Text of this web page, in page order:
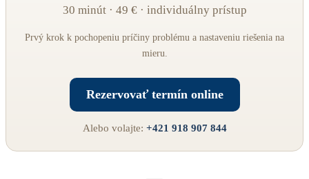
30 minút · 49 € · individuálny prístup
Prvý krok k pochopeniu príčiny problému a nastaveniu riešenia na
mieru.
Rezervovať termín online
Alebo volajte: +421 918 907 844